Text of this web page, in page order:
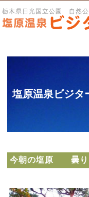
栃木県日光国立公園 自然公
塩原温泉ビジタ
今朝の塩原 曇